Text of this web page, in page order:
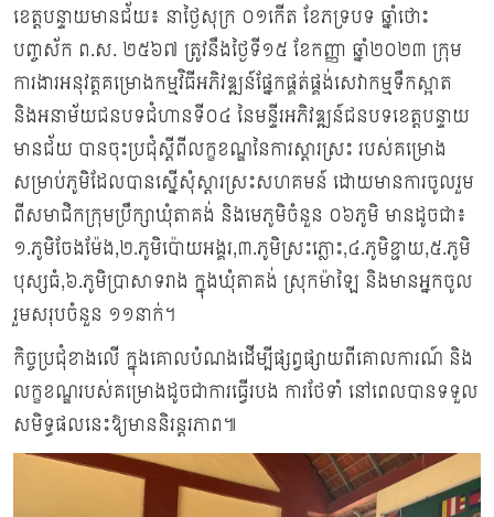
ខេត្ដបន្ទាយមានជ័យ៖ នាថ្ងៃសុក្រ ០១កើត ខែភទ្របទ ឆ្នាំថោះ
បញ្ចស័ក ព.ស. ២៥៦៧ ត្រូវនឹងថ្ងៃទី១៥ ខែកញ្ញា ឆ្នាំ២០២៣​ ក្រុម
ការងារអនុវត្ដគម្រោង​កម្មវិធីអភិវឌ្ឍន៍ផ្នែកផ្គត់ផ្គង់សេវាកម្មទឹកស្អាត
និងអនាម័យជនបទជំហានទី០៤ នៃមន្ទីរអភិវឌ្ឍន៍ជនបទខេត្ដបន្ទាយ
មានជ័យ បានចុះប្រជុំ​ស្តីពី​លក្ខខណ្ឌ​នៃការ​ស្តារស្រះ​ របស់​គម្រោង​
សម្រាប់ភូមិដែល​បានស្នេី​សុំ​ស្តារ​ស្រះ​​សហគមន៍​ ដោយមានការចូលរួម​
ពីសមាជិកក្រុមប្រឹក្សាឃុំតាគង់ និង​មេភូមិចំនួន​​ ០៦ភូមិ​ មានដូចជា៖
១.ភូមិ​ចែងម៉ែង​,២.ភូមិ​ប៉ោយអង្គរ​,៣.ភូមិស្រះភ្លោះ,៤.ភូមិ​​​ខ្ជាយ,៥.ភូមិ
បុស្សធំ,៦.ភូមិ​ប្រាសាទ​រាង​ ក្នុងឃុំតាគង់ ស្រុកម៉ាឡៃ និងមានអ្នកចូល
រួមសរុប​ចំនួន​ ​១១នាក់​​។
កិច្ចប្រជុំខាងលើ ក្នុងគោលបំណងដើម្បីផ្សព្វផ្សាយពីគោល​ការណ៍​ និង
លក្ខខណ្ឌរបស់គម្រោងដូចជាការ​ធ្វើ​របង​ ការថែទាំ​ នៅពេលបានទទួល
សមិទ្ធផល​នេះ​ឱ្យ​មា​ន​និរន្តរភាព​៕